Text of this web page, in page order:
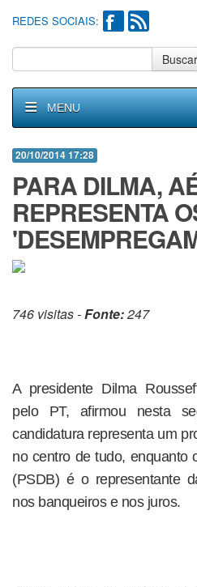
REDES SOCIAIS:
Buscar
MENU
20/10/2014 17:28
PARA DILMA,
REPRESENTA
746 visitas -Fonte:247
A presidente Dilma
pelo PT, afirmou nesta
candidatura representa um
no centro de tudo, enquanto
(PSDB) é o representante
nos banqueiros e nos juros.